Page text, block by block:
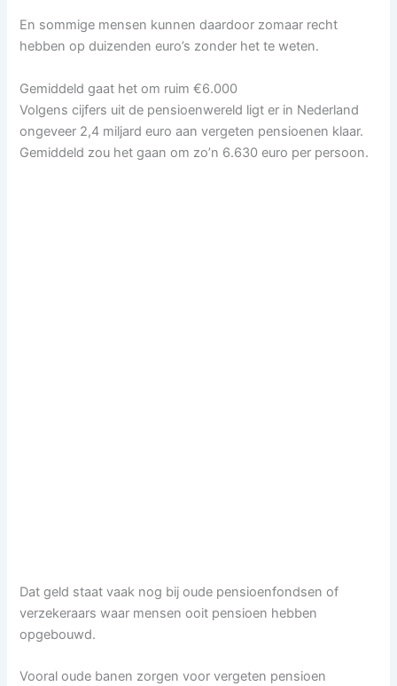
En sommige mensen kunnen daardoor zomaar recht
hebben op duizenden euro’s zonder het te weten.
Gemiddeld gaat het om ruim €6.000
Volgens cijfers uit de pensioenwereld ligt er in Nederland
ongeveer 2,4 miljard euro aan vergeten pensioenen klaar.
Gemiddeld zou het gaan om zo’n 6.630 euro per persoon.
Dat geld staat vaak nog bij oude pensioenfondsen of
verzekeraars waar mensen ooit pensioen hebben
opgebouwd.
Vooral oude banen zorgen voor vergeten pensioen